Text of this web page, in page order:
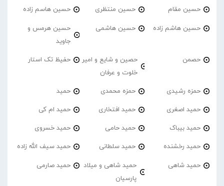
حسین مقام حسین منتظری حسین هاسم زاده
حسین هاشم زاده حسین هاشمی
حسین هرمس و
جاوید
حصمن
حصین و شایع و امیر
خلوت و عرفان
حفیظ تک استار
حمزه رشیدی حمزه محمدی حمید
حمید اصغری حمید افتخاری حمید ام کی
حمید بیباک حمید حامی حمید خسروی
حمید رخشنده حمید سلطانی حمید سیف الله زاده
حمید شاهی
حمید شاهی و میلاد
پارسیان
حمید صارمی